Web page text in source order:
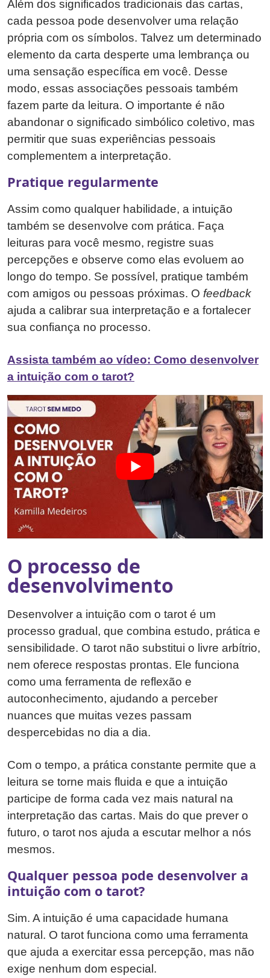
Além dos significados tradicionais das cartas,
cada pessoa pode desenvolver uma relação
própria com os símbolos. Talvez um determinado
elemento da carta desperte uma lembrança ou
uma sensação específica em você. Desse
modo, essas associações pessoais também
fazem parte da leitura. O importante é não
abandonar o significado simbólico coletivo, mas
permitir que suas experiências pessoais
complementem a interpretação.
Pratique regularmente
Assim como qualquer habilidade, a intuição
também se desenvolve com prática. Faça
leituras para você mesmo, registre suas
percepções e observe como elas evoluem ao
longo do tempo. Se possível, pratique também
com amigos ou pessoas próximas. O feedback
ajuda a calibrar sua interpretação e a fortalecer
sua confiança no processo.
Assista também ao vídeo: Como desenvolver
a intuição com o tarot?
O processo de
desenvolvimento
Desenvolver a intuição com o tarot é um
processo gradual, que combina estudo, prática e
sensibilidade. O tarot não substitui o livre arbítrio,
nem oferece respostas prontas. Ele funciona
como uma ferramenta de reflexão e
autoconhecimento, ajudando a perceber
nuances que muitas vezes passam
despercebidas no dia a dia.
Com o tempo, a prática constante permite que a
leitura se torne mais fluida e que a intuição
participe de forma cada vez mais natural na
interpretação das cartas. Mais do que prever o
futuro, o tarot nos ajuda a escutar melhor a nós
mesmos.
Qualquer pessoa pode desenvolver a
intuição com o tarot?
Sim. A intuição é uma capacidade humana
natural. O tarot funciona como uma ferramenta
que ajuda a exercitar essa percepção, mas não
exige nenhum dom especial.